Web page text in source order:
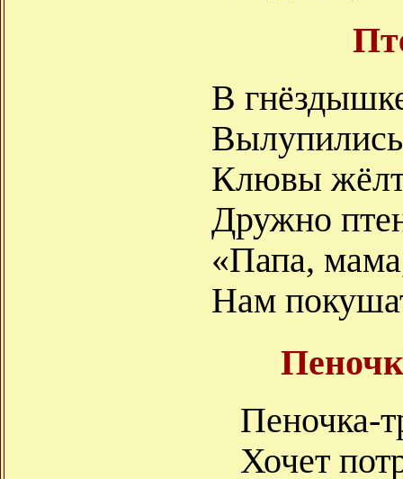
В
Клювы
Дружно
«Папа,
Нам
Пеночка-
Хочет